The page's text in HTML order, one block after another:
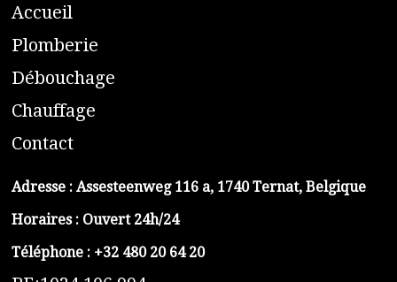
Accueil
​Plomberie
Débouchage
Chauffage
Contact
Adresse : Assesteenweg 116 a, 1740 Ternat, Belgique
Horaires : Ouvert 24h/24
Téléphone : +32 480 20 64 20